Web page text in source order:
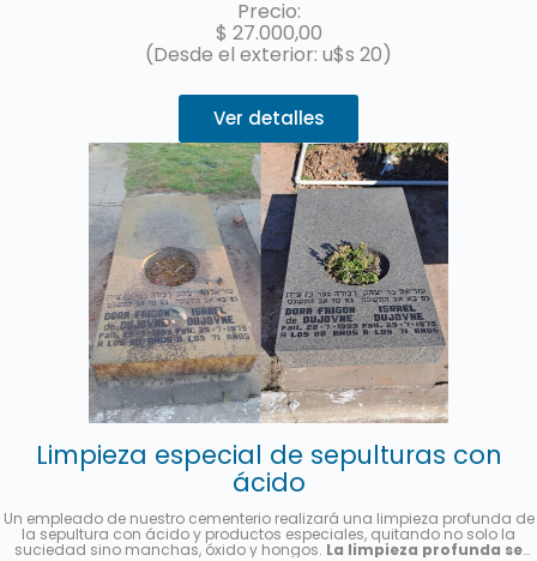
Precio:
$ 27.000,00
(Desde el exterior: u$s 20)
Ver detalles
Limpieza especial de sepulturas con
ácido
Un empleado de nuestro cementerio realizará una limpieza profunda de
la sepultura con ácido y productos especiales, quitando no solo la
suciedad sino manchas, óxido y hongos. La limpieza profunda se